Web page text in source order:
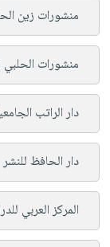
منشورات زين
منشورات الحلبي
دار الراتب
دار الحافظ للنشر
المركز العربي